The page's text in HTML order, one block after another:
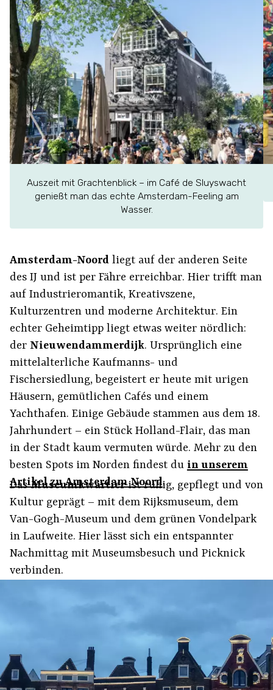
Auszeit mit Grachtenblick – im Café de Sluyswacht
genießt man das echte Amsterdam-Feeling am
Wasser.
Amsterdam-Noordliegt auf der anderen Seite
des IJ und ist per Fähre erreichbar. Hier trifft man
auf Industrieromantik, Kreativszene,
Kulturzentren und moderne Architektur. Ein
echter Geheimtipp liegt etwas weiter nördlich:
der Nieuwendammerdijk. Ursprünglich eine
mittelalterliche Kaufmanns- und
Fischersiedlung, begeistert er heute mit urigen
Häusern, gemütlichen Cafés und einem
Yachthafen. Einige Gebäude stammen aus dem 18.
Jahrhundert – ein Stück Holland-Flair, das man
in der Stadt kaum vermuten würde. Mehr zu den
besten Spots im Norden findest du in unserem
Artikel zu Amsterdam Noord.
DasMuseumkwartierist ruhig, gepflegt und von
Kultur geprägt – mit dem Rijksmuseum, dem
Van-Gogh-Museum und dem grünen Vondelpark
in Laufweite. Hier lässt sich ein entspannter
Nachmittag mit Museumsbesuch und Picknick
verbinden.